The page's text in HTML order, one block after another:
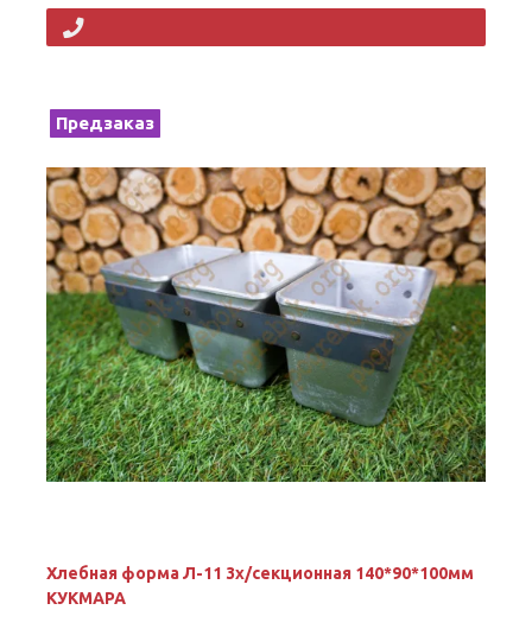
Предзаказ
Хлебная форма Л-11 3х/секционная 140*90*100мм
КУКМАРА